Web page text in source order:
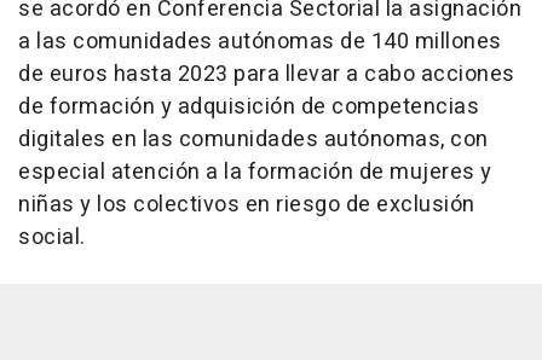
se acordó en Conferencia Sectorial la asignación
a las comunidades autónomas de 140 millones
de euros hasta 2023 para llevar a cabo acciones
de formación y adquisición de competencias
digitales en las comunidades autónomas, con
especial atención a la formación de mujeres y
niñas y los colectivos en riesgo de exclusión
social.